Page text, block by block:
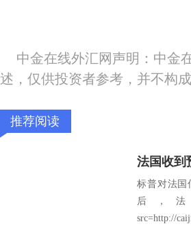
中金在线外汇网声明：中金
述，仅供投资者参考，并不构
推荐阅读
法国收到
标普对法国
后，
src=http://